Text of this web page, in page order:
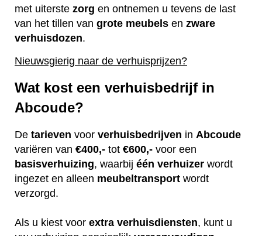
met uiterste zorg en ontnemen u tevens de last
van het tillen van grote meubels en zware
verhuisdozen.
Nieuwsgierig naar de verhuisprijzen?
Wat kost een verhuisbedrijf in
Abcoude?
De tarieven voor verhuisbedrijven in Abcoude
variëren van €400,- tot €600,- voor een
basisverhuizing, waarbij één verhuizer wordt
ingezet en alleen meubeltransport wordt
verzorgd.
Als u kiest voor extra verhuisdiensten, kunt u